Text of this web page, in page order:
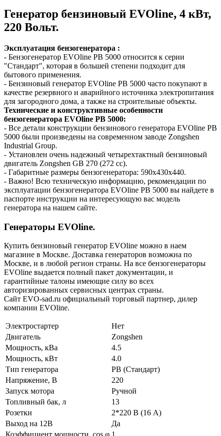
Генератор бензиновый EVOline, 4 кВт,
220 Вольт.
Эксплуатация бензогенератора :
- Бензогенератор EVOline PB 5000 относится к серии
"Стандарт", которая в большей степени подходит для
бытового применения.
- Бензиновый генератор EVOline PB 5000 часто покупают в
качестве резервного и аварийного источника электропитания
для загородного дома, а также на строительные объекты.
Технические и конструктивные особенности
бензогенератора EVOline PB 5000:
- Все детали конструкции бензинового генератора EVOline PB
5000 были произведены на современном заводе Zongshen
Industrial Group.
- Установлен очень надежный четырехтактный бензиновый
двигатель Zongshen GB 270 (272 cc).
- Габаритные размеры бензогенератора: 590х430х440.
- Важно! Всю техническую информацию, рекомендации по
эксплуатации бензогенератора EVOline PB 5000 вы найдете в
паспорте инструкции на интересующую вас модель
генератора на нашем сайте.
Генераторы EVOline.
Купить бензиновый генератор EVOline можно в наем
магазине в Москве. Доставка генераторов возможна по
Москве, и в любой регион страны. На все бензогенераторы
EVOline выдается полный пакет документации, и
гарантийные талоны имеющие силу во всех
авторизированных сервисных центрах страны.
Сайт EVO-sad.ru официальный торговый партнер, дилер
компании EVOline.
Электростартер
Нет
Двигатель
Zongshen
Мощность, кВа
4.5
Мощность, кВт
4.0
Тип генератора
PB (Стандарт)
Напряжение, В
220
Запуск мотора
Ручной
Топливный бак, л
13
Розетки
2*220 В (16 А)
Выход на 12В
Да